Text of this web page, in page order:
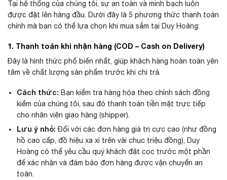
Tại hệ thống của chúng tôi, sự an toàn và minh bạch luôn
được đặt lên hàng đầu. Dưới đây là 5 phương thức thanh toán
chính mà bạn có thể lựa chọn khi mua sắm tại Duy Hoàng:
1. Thanh toán khi nhận hàng (COD – Cash on Delivery)
Đây là hình thức phổ biến nhất, giúp khách hàng hoàn toàn yên
tâm về chất lượng sản phẩm trước khi chi trả.
Cách thức: Bạn kiểm tra hàng hóa theo chính sách đồng
kiểm của chúng tôi, sau đó thanh toán tiền mặt trực tiếp
cho nhân viên giao hàng (shipper).
Lưu ý nhỏ: Đối với các đơn hàng giá trị cực cao (như đồng
hồ cao cấp, đồ hiệu xa xỉ trên vài chục triệu đồng), Duy
Hoàng có thể yêu cầu quý khách đặt cọc trước một phần
để xác nhận và đảm bảo đơn hàng được vận chuyển an
toàn.